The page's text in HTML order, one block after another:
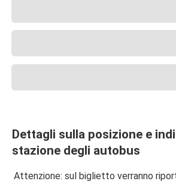
Dettagli sulla posizione e
stazione degli autobus
Attenzione: sul biglietto verranno